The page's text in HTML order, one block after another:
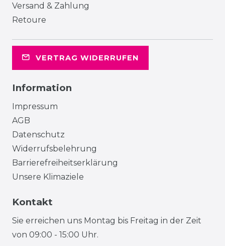
Versand & Zahlung
Retoure
VERTRAG WIDERRUFEN
Information
Impressum
AGB
Datenschutz
Widerrufsbelehrung
Barrierefreiheitserklärung
Unsere Klimaziele
Kontakt
Sie erreichen uns Montag bis Freitag in der Zeit
von 09:00 - 15:00 Uhr.